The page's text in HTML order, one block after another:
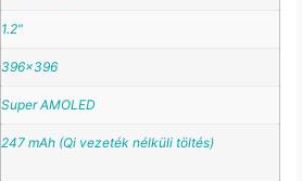
1.2"
396×396
Super AMOLED
247 mAh (Qi vezeték nélküli töltés)